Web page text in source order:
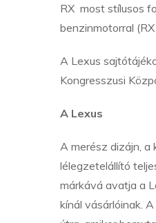
RX most stílusos
benzinmotorral
A Lexus
Kongresszusi
A Lexus
A merész dizájn, a
lélegzetelállító
márkává avatja a
kínál vásárlóinak.